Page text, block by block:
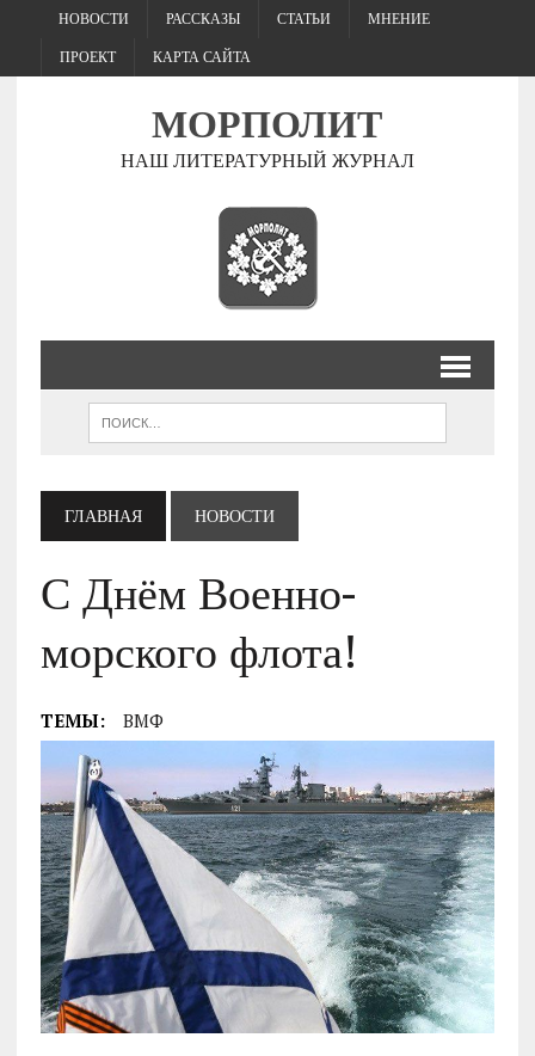
НОВОСТИ РАССКАЗЫ СТАТЬИ МНЕНИЕ
ПРОЕКТ КАРТА САЙТА
МОРПОЛИТ
НАШ ЛИТЕРАТУРНЫЙ ЖУРНАЛ
ГЛАВНАЯ НОВОСТИ
С Днём Военно-
морского флота!
ТЕМЫ: ВМФ